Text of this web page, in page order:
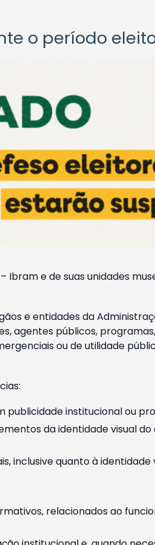
o período
Ibram e de suas unidades
e entidades da
agentes públicos,
ou de utilidade
institucional ou
da identidade visual
inclusive quanto à identidade
relacionados ao